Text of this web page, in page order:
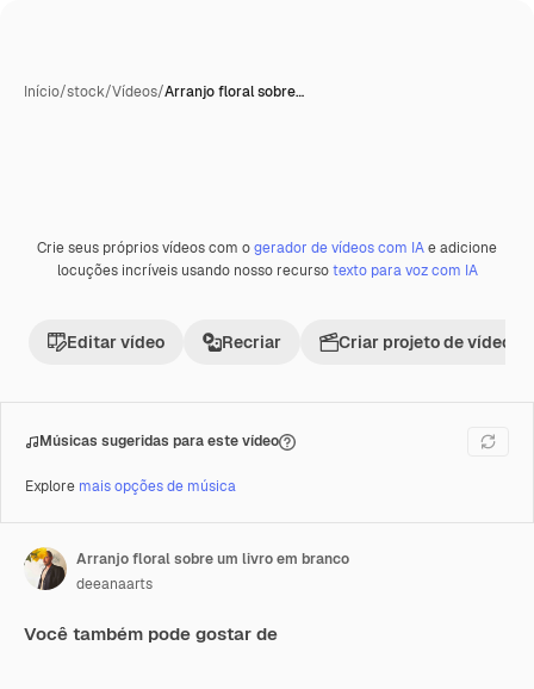
Início/stock/Vídeos/Arranjo floral sobre…
Premium
Crie seus próprios vídeos com ogerador de vídeos com IAe adicione
locuções incríveis usando nosso recursotexto para voz com IA
Editar vídeo Recriar Criar projeto de vídeo
Músicas sugeridas para este vídeo
Explore mais opções de música
Arranjo floral sobre um livro em branco
deeanaarts
Você também pode gostar de